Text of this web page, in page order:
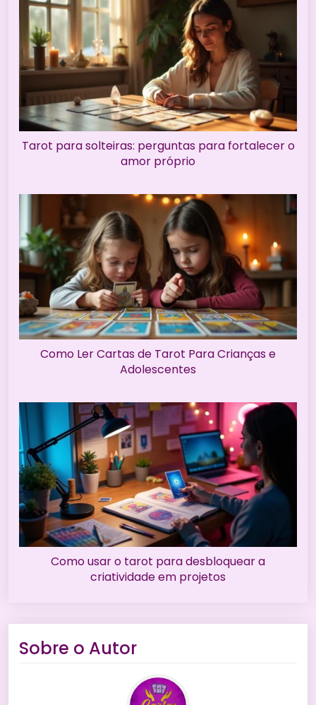
Tarot para solteiras: perguntas para fortalecer o
amor próprio
Como Ler Cartas de Tarot Para Crianças e
Adolescentes
Como usar o tarot para desbloquear a
criatividade em projetos
Sobre o Autor